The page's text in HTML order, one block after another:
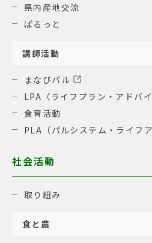
県内産地交流
ぱるっと
講師活動
まなびパル
LPA（ライフプラン・アドバイ
食育活動
PLA（パルシステム・ライフア
社会活動
取り組み
食と農